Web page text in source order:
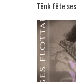
Tënk fête